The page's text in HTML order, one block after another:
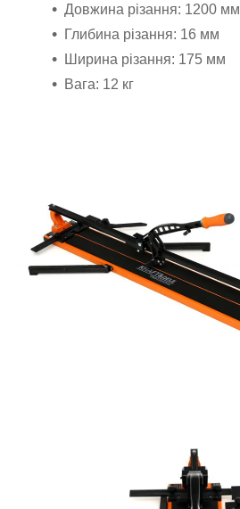
Довжина різання: 1200 мм
Глибина різання: 16 мм
Ширина різання: 175 мм
Вага: 12 кг